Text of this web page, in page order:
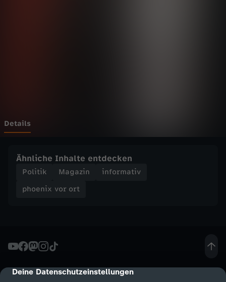
cmp-dialog-description
Deine Datenschutzeinstellungen
t
D
L
i
Details
Ähnliche Inhalte entdecken
Politik Magazin
informativ
phoenix vor ort